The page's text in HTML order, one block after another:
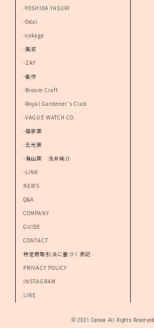
-YOSHIDA YASURI
-Odai
-cokage
-風狂
-ZAF
-能作
-Broom Craft
-Royal Gardener's Club
-VAGUE WATCH CO.
-福泉窯
-五光窯
-海山窯 浅井純介
-LINK
NEWS
Q&A
COMPANY
GUIDE
CONTACT
特定商取引法に基づく表記
PRIVACY POLICY
INSTAGRAM
LINE
© 2021 Canow All Rights Reserved.